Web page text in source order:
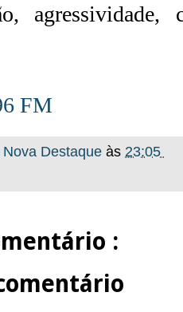
agressividade,
FM
Nova Destaque às 23:05
: